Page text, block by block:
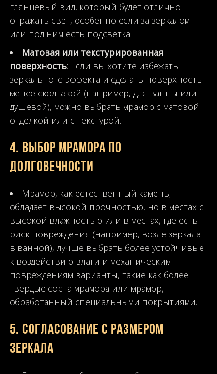
глянцевый вид, который будет отлично
отражать свет, особенно если за зеркалом
или под ним есть подсветка.
Матовая или текстурированная
поверхность: Если вы хотите избежать
зеркального эффекта и сделать поверхность
менее скользкой (например, для ванны или
душевой), можно выбрать мрамор с матовой
отделкой или с текстурой.
4. Выбор мрамора по
долговечности
Мрамор, как естественный камень,
обладает высокой прочностью, но в местах с
высокой влажностью или в местах, где есть
риск повреждения (например, возле зеркала
в ванной), лучше выбрать более устойчивые
к воздействию влаги и механическим
повреждениям варианты, такие как более
твердые сорта мрамора или мрамор,
обработанный специальными покрытиями.
5. Согласование с размером
зеркала